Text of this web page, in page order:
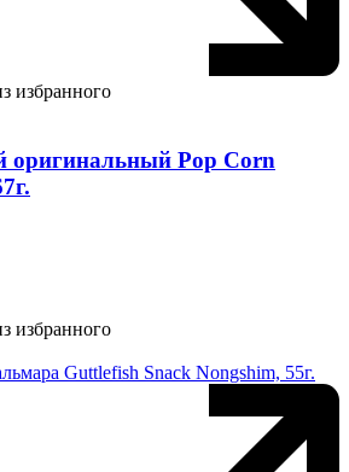
избранного
оригинальный Pop Corn
избранного